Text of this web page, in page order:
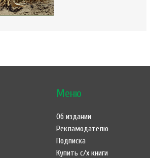
Меню
Об издании
Рекламодателю
Подписка
Купить с/х книги